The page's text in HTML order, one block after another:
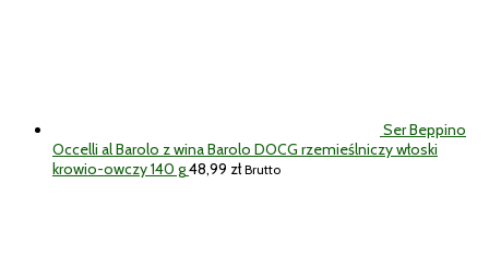
Ser Beppino
Occelli al Barolo z wina Barolo DOCG rzemieślniczy włoski
krowio-owczy 140 g48,99 zł Brutto